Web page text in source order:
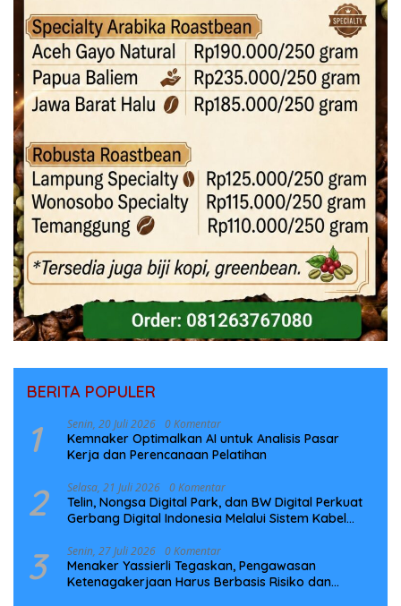
BERITA POPULER
1 Senin, 20 Juli 2026 0 Komentar
Kemnaker Optimalkan AI untuk Analisis Pasar
Kerja dan Perencanaan Pelatihan
2 Selasa, 21 Juli 2026 0 Komentar
Telin, Nongsa Digital Park, dan BW Digital Perkuat
Gerbang Digital Indonesia Melalui Sistem Kabel
3 Senin, 27 Juli 2026 0 Komentar
Menaker Yassierli Tegaskan, Pengawasan
Ketenagakerjaan Harus Berbasis Risiko dan